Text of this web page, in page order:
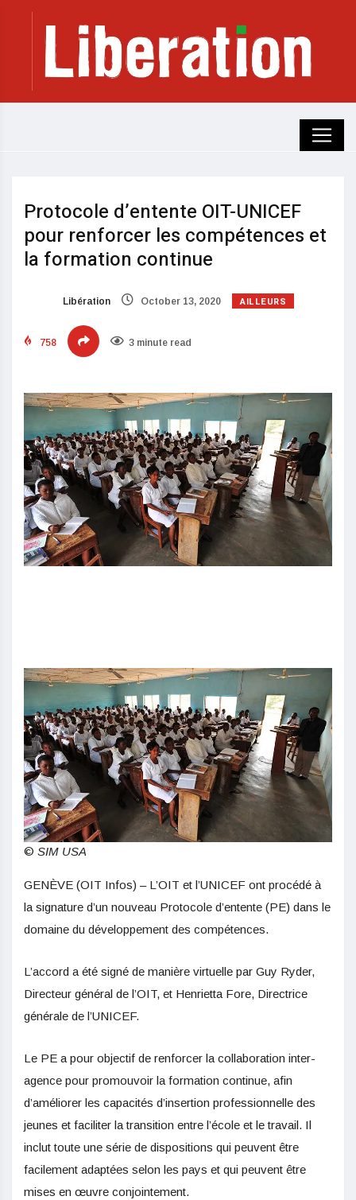
Protocole d’entente OIT-UNICEF
pour renforcer les compétences et
la formation continue
Libération October 13, 2020 AILLEURS
758 3 minute read
© SIM USA
GENÈVE (OIT Infos) – L’OIT et l’UNICEF ont procédé à
la signature d’un nouveau Protocole d’entente (PE) dans le
domaine du développement des compétences.
L’accord a été signé de manière virtuelle par Guy Ryder,
Directeur général de l’OIT, et Henrietta Fore, Directrice
générale de l’UNICEF.
Le PE a pour objectif de renforcer la collaboration inter-
agence pour promouvoir la formation continue, afin
d’améliorer les capacités d’insertion professionnelle des
jeunes et faciliter la transition entre l’école et le travail. Il
inclut toute une série de dispositions qui peuvent être
facilement adaptées selon les pays et qui peuvent être
mises en œuvre conjointement.